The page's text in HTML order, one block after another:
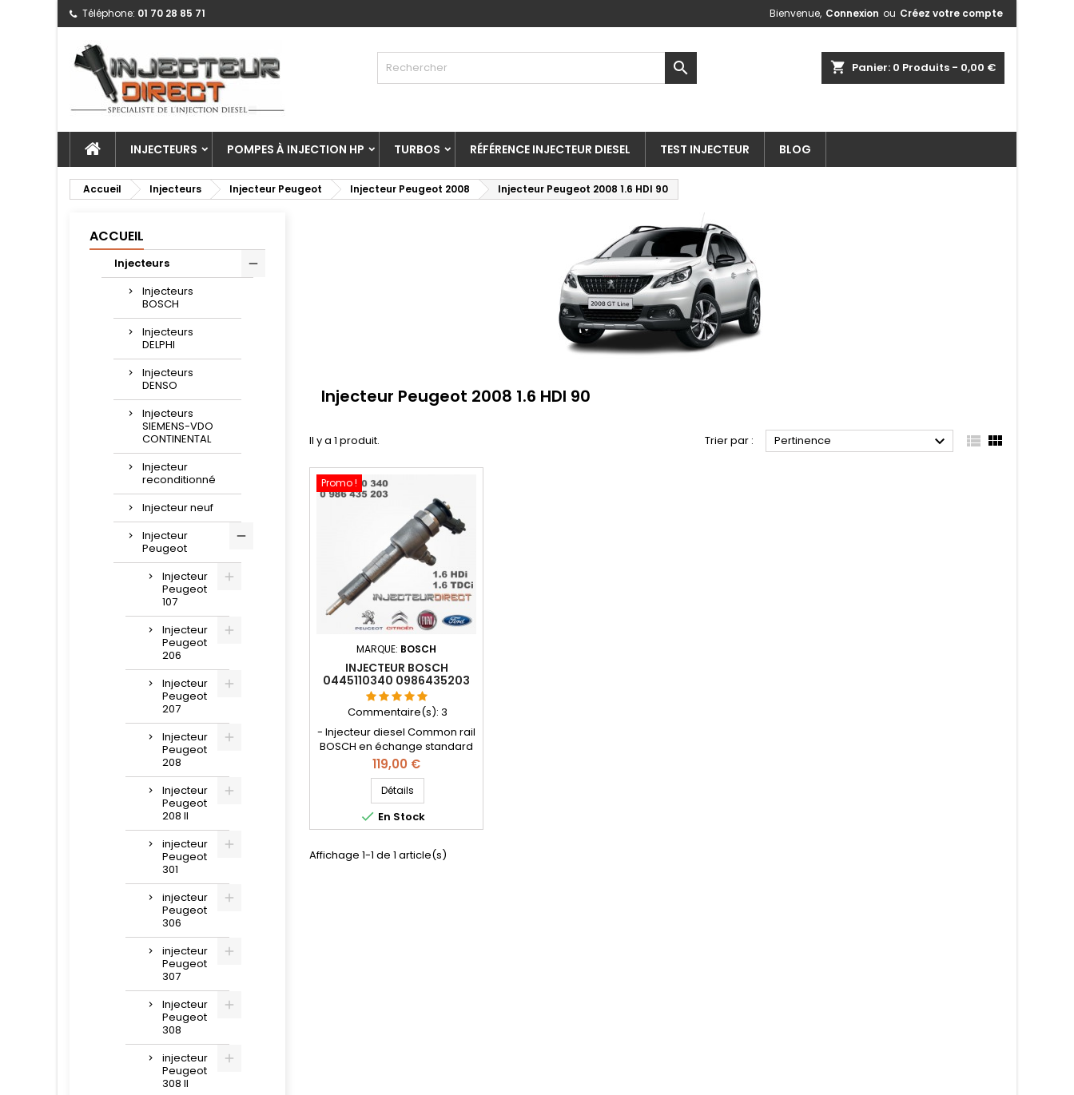
Téléphone: 01 70 28 85 71 Bienvenue, Connexion ou Créez votre compte
shopping_cart Panier: 0 Produits - 0,00 €

INJECTEURS POMPES À INJECTION HP TURBOS RÉFÉRENCE INJECTEUR DIESEL TEST INJECTEUR BLOG
Accueil Injecteurs Injecteur Peugeot Injecteur Peugeot 2008 Injecteur Peugeot 2008 1.6 HDI 90
ACCUEIL
Injecteurs
Injecteurs
BOSCH
Injecteurs
DELPHI
Injecteurs
DENSO
Injecteurs
SIEMENS-VDO
CONTINENTAL
Injecteur
reconditionné
Injecteur neuf
Injecteur
Peugeot
Injecteur
Peugeot
107
Injecteur
Peugeot
206
Injecteur
Peugeot
207
Injecteur
Peugeot
208
Injecteur
Peugeot
208 II
injecteur
Peugeot
301
injecteur
Peugeot
306
injecteur
Peugeot
307
Injecteur
Peugeot
308
injecteur
Peugeot
308 II
Injecteur Peugeot 2008 1.6 HDI 90
Il y a 1 produit. Trier par : Pertinence   
Promo !
MARQUE: BOSCH
INJECTEUR BOSCH
0445110340 0986435203
0445110739
Commentaire(s): 3
- Injecteur diesel Common rail
BOSCH en échange standard
- Références compatibles :
0445110340 , 0 445 110 340 ,
0986435203 , 0445110739 , 0
986 435 203 , 9687069280 ,
1980S5 , AV2Q9F593BA ,
AV6Q9F593BA , AV2Q-9F593-
BA , AV6Q-9F593-BA , 1696927
Pièce d'origine
Prix
119,00 €
Détails
 En Stock
Affichage 1-1 de 1 article(s)